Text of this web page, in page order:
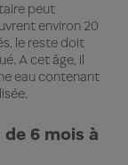
peut
environ 20
le reste doit
A cet âge, il
eau contenant
6 mois à